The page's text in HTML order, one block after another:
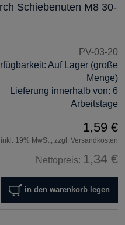
Schiebenuten M8 30-
PV-03-20
Auf Lager (große
Menge)
Lieferung innerhalb von: 6
Arbeitstage
1,59 €
inkl. 19% MwSt., zzgl. Versandkosten
Nettopreis: 1,34 €
in den warenkorb legen